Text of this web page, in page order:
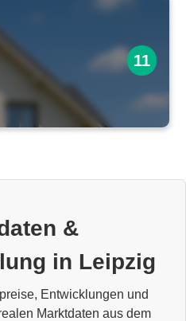
11
&
in Leipzig
Entwicklungen und
Marktdaten aus dem